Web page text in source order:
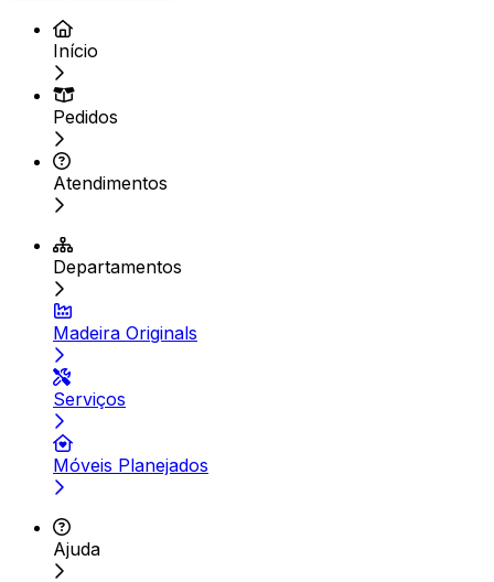
Início
Pedidos
Atendimentos
Departamentos
Madeira Originals
Serviços
Móveis Planejados
Ajuda